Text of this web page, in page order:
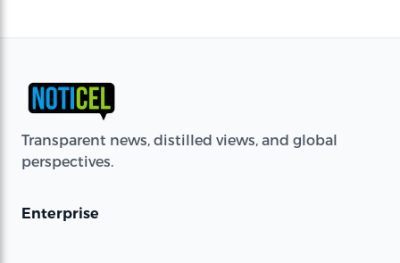
Transparent news, distilled views, and global
perspectives.
Enterprise